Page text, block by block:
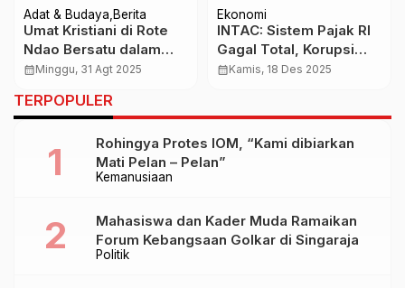
Adat & Budaya Berita
Umat Kristiani di Rote
Ndao Bersatu dalam
Doa untuk
Indonesia
calendar_monthMinggu, 31 Agt 2025
Ekonomi
INTAC: Sistem Pajak RI
Gagal Total, Korupsi
dan Kepentingan Elite
calendar_monthKamis, 18 Des 2025
TERPOPULER
Kemanusiaan
Rohingya Protes IOM, “Kami dibiarkan
Mati Pelan – Pelan”
Politik
Mahasiswa dan Kader Muda Ramaikan
Forum Kebangsaan Golkar di Singaraja